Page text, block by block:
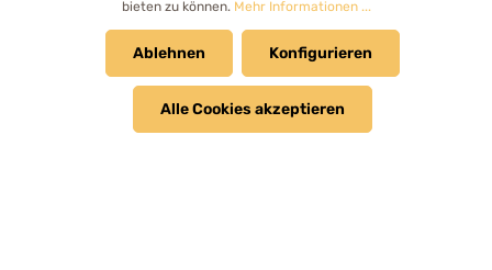
und ggf. Nachnahmegebühren, wenn nicht anders angegeben.
© 2026 Bolanz Verlag e.K. - Alle Rechte vorbehalten.
Händler Newsletter
Cookie Einstellungen
Kataloge & Prospekte
bieten zu können. Mehr Informationen ...
Ablehnen Konfigurieren
Alle Cookies akzeptieren